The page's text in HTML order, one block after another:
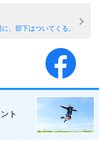
、部下はついてくる。
ト